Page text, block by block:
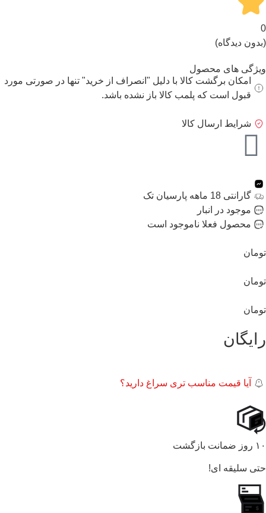
0
(بدون دیدگاه)
ویژگی های محصول
امکان برگشت کالا با دلیل "انصراف از خرید" تنها در صورتی مورد
قبول است که پلمب کالا باز نشده باشد.
شرایط ارسال کالا
گارانتی 18 ماهه پارسیان تک
موجود در انبار
محصول فعلا ناموجود است
تومان
تومان
تومان
رایگان
آیا قیمت مناسب تری سراغ دارید؟
۱۰ روز ضمانت بازگشت
حتی سلیقه ای!